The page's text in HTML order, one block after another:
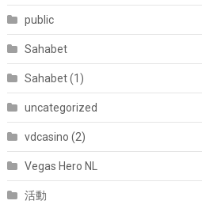
public
Sahabet
Sahabet (1)
uncategorized
vdcasino (2)
Vegas Hero NL
活動